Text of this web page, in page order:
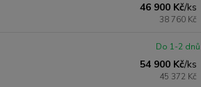
46 900 Kč/ks
38 760 Kč
54 900 Kč/ks
45 372 Kč
Do 1-2 dnů